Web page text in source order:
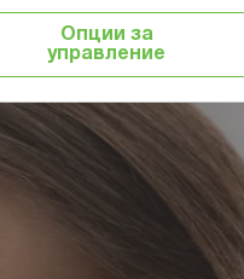
и косата и
Опции за
управление